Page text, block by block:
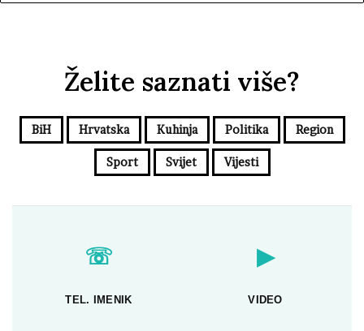
Želite saznati više?
BiH Hrvatska Kuhinja Politika Region
Sport Svijet Vijesti
☏
TEL. IMENIK
▶
VIDEO